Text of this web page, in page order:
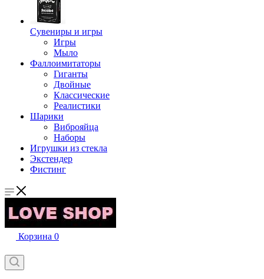
Сувениры и игры
Игры
Мыло
Фаллоимитаторы
Гиганты
Двойные
Классические
Реалистики
Шарики
Виброяйца
Наборы
Игрушки из стекла
Экстендер
Фистинг
Корзина 0